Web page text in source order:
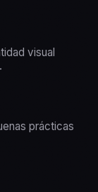
visual
prácticas